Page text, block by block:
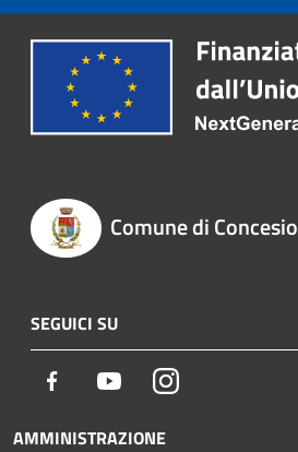
Comune di Concesio
SEGUICI SU
Facebook YoutubeInstagram
AMMINISTRAZIONE